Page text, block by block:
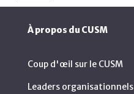
À propos du CUSM
Coup d'œil sur le CUSM
Leaders organisationnels